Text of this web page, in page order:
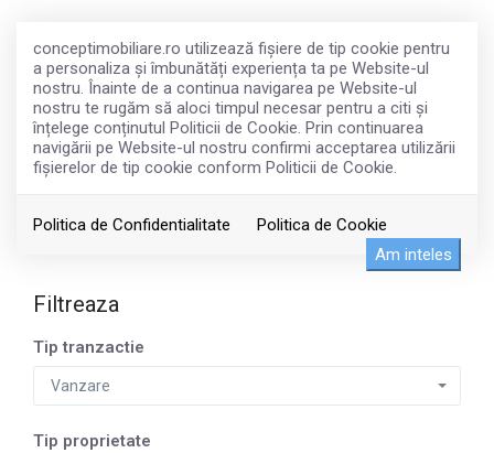
conceptimobiliare.ro utilizează fişiere de tip cookie pentru
a personaliza și îmbunătăți experiența ta pe Website-ul
nostru. Înainte de a continua navigarea pe Website-ul
nostru te rugăm să aloci timpul necesar pentru a citi și
înțelege conținutul Politicii de Cookie. Prin continuarea
navigării pe Website-ul nostru confirmi acceptarea utilizării
fişierelor de tip cookie conform Politicii de Cookie.
Politica de Confidentialitate
Politica de Cookie
Am inteles
Filtreaza
Tip tranzactie
Vanzare
Tip proprietate